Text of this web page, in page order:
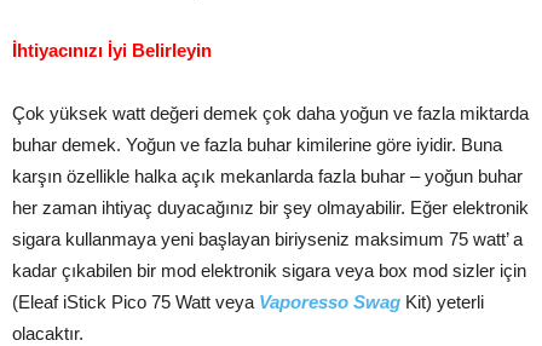
İhtiyacınızı İyi Belirleyin
Çok yüksek watt değeri demek çok daha yoğun ve fazla miktarda
buhar demek. Yoğun ve fazla buhar kimilerine göre iyidir. Buna
karşın özellikle halka açık mekanlarda fazla buhar – yoğun buhar
her zaman ihtiyaç duyacağınız bir şey olmayabilir. Eğer elektronik
sigara kullanmaya yeni başlayan biriyseniz maksimum 75 watt’ a
kadar çıkabilen bir mod elektronik sigara veya box mod sizler için
(Eleaf iStick Pico 75 Watt veya Vaporesso Swag Kit) yeterli
olacaktır.